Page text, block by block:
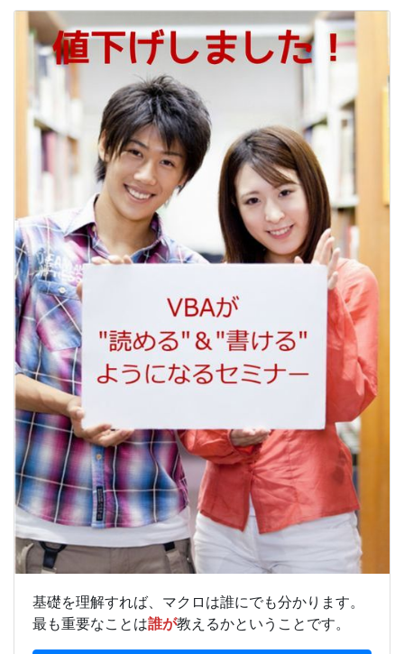
基礎を理解すれば、マクロは誰にでも分かります。
最も重要なことは誰が教えるかということです。